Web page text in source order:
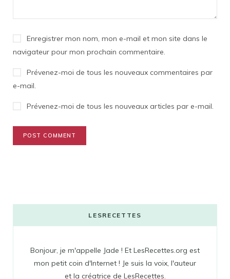
Enregistrer mon nom, mon e-mail et mon site dans le
navigateur pour mon prochain commentaire.
Prévenez-moi de tous les nouveaux commentaires par
e-mail.
Prévenez-moi de tous les nouveaux articles par e-mail.
LESRECETTES
Bonjour, je m'appelle Jade ! Et LesRecettes.org est
mon petit coin d'Internet ! Je suis la voix, l'auteur
et la créatrice de LesRecettes.